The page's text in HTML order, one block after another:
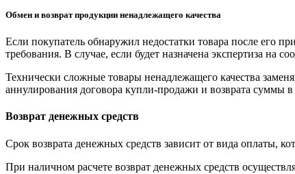
Обмен и возврат продукции ненадлежащего качества
Если покупатель обнаружил недостатки товара после его
требования. В случае, если будет назначена экспертиза на
Технически сложные товары ненадлежащего качества
аннулирования договора купли-продажи и возврата суммы в
Возврат денежных средств
Срок возврата денежных средств зависит от вида оплаты,
При наличном расчете возврат денежных средств